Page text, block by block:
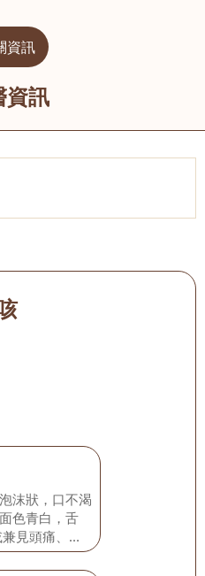
資訊
資訊
沫狀，口不渴
色青白，舌
見頭痛、惡